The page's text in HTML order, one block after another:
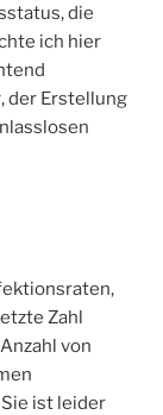
die
ich hier
der Erstellung
Zahl
von
ist leider